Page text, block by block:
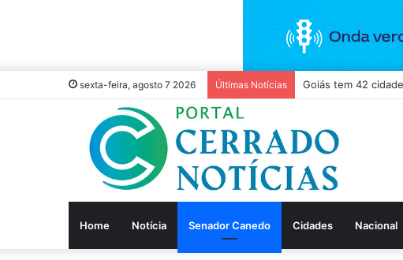
sexta-feira, agosto 7 2026 Últimas Notícias
Home Notícia Senador Canedo Cidades Nacional